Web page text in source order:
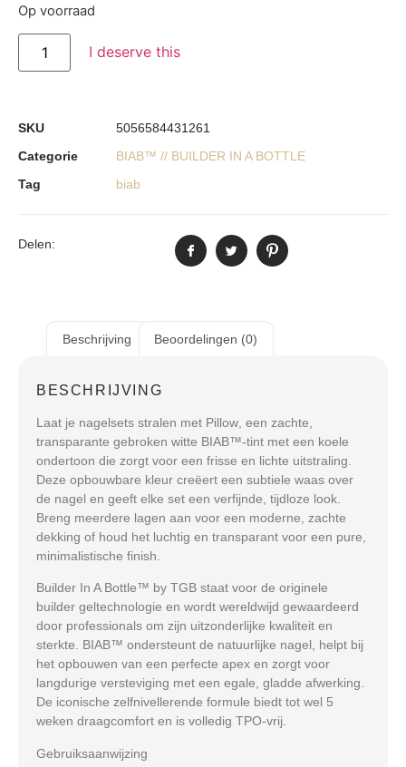
Op voorraad
I deserve this
SKU
5056584431261
Categorie
BIAB™ // BUILDER IN A BOTTLE
Tag
biab
Delen:
Beschrijving Beoordelingen (0)
BESCHRIJVING
Laat je nagelsets stralen met Pillow , een zachte,
transparante gebroken witte BIAB™-tint met een koele
ondertoon die zorgt voor een frisse en lichte uitstraling.
Deze opbouwbare kleur creëert een subtiele waas over
de nagel en geeft elke set een verfijnde, tijdloze look.
Breng meerdere lagen aan voor een moderne, zachte
dekking of houd het luchtig en transparant voor een pure,
minimalistische finish.
Builder In A Bottle™ by TGB staat voor de originele
builder geltechnologie en wordt wereldwijd gewaardeerd
door professionals om zijn uitzonderlijke kwaliteit en
sterkte. BIAB™ ondersteunt de natuurlijke nagel, helpt bij
het opbouwen van een perfecte apex en zorgt voor
langdurige versteviging met een egale, gladde afwerking.
De iconische zelfnivellerende formule biedt tot wel 5
weken draagcomfort en is volledig TPO-vrij.
Gebruiksaanwijzing